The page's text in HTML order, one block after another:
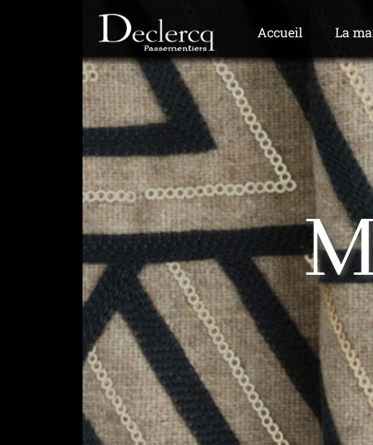
Accueil La